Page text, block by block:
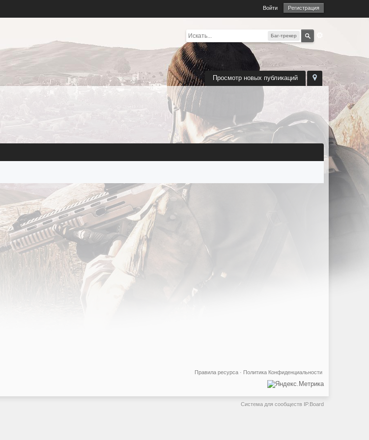
Войти Регистрация
Баг-трекер
Просмотр новых публикаций
Политика Конфиденциальности
Правила ресурса ·
Система для сообществ IP.Board